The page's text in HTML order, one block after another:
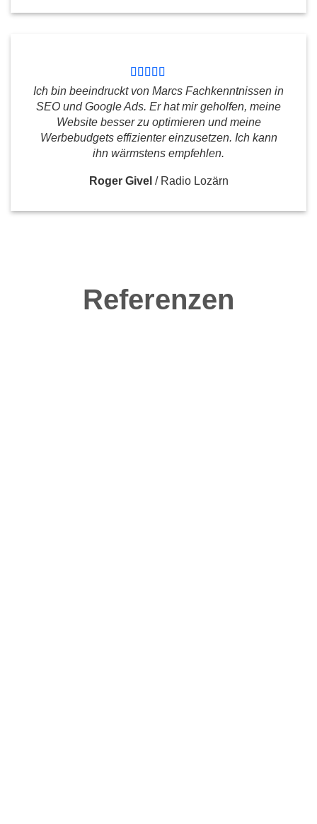
Ich bin beeindruckt von Marcs Fachkenntnissen in
SEO und Google Ads. Er hat mir geholfen, meine
Website besser zu optimieren und meine
Werbebudgets effizienter einzusetzen. Ich kann
ihn wärmstens empfehlen.
Roger Givel / Radio Lozärn
Referenzen